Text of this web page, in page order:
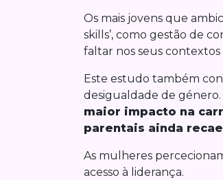
Os mais jovens que
skills’, como gestão de
faltar nos seus contextos
Este estudo também
desigualdade de género.
maior impacto na
parentais ainda
As mulheres
acesso à liderança.